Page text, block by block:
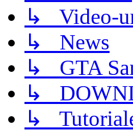
↳ Video-
↳ News
↳ GTA
↳
↳